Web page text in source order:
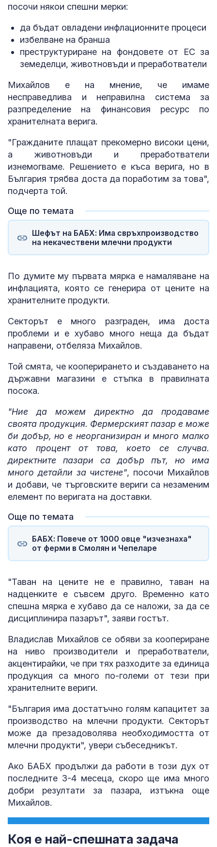
посочи някои спешни мерки:
да бъдат овладени инфлационните процеси
избелване на бранша
преструктуриране на фондовете от ЕС за
земеделци, животновъди и преработватели
Михайлов е на мнение, че имаме
несправедлива и неправилна система за
разпределение на финансовия ресурс по
хранителната верига.
"Гражданите плащат прекомерно високи цени,
а животновъди и преработватели
изнемогваме. Решението е къса верига, но в
България трябва доста да поработим за това",
подчерта той.
Още по темата
Шефът на БАБХ: Има свръхпроизводство
на некачествени млечни продукти
По думите му първата мярка е намаляване на
инфлацията, която се генерира от цените на
хранителните продукти.
Секторът е много разграден, има доста
проблеми и е хубаво много неща да бъдат
направени, отбеляза Михайлов.
Той смята, че кооперирането и създаването на
държавни магазини е стъпка в правилната
посока.
"Ние да можем директно да продаваме
своята продукция. Фермерският пазар е може
би добър, но е неорганизиран и много малко
като процент от това, което се случва.
директните пазари са добър път, но има
много детайли за чистене", посочи Михайлов
и добави, че търговските вериги са незаменим
елемент по веригата на доставки.
Още по темата
БАБХ: Повече от 1000 овце "изчезнаха"
от ферми в Смолян и Чепеларе
"Таван на цените не е правилно, таван на
надценките е съвсем друго. Временно като
спешна мярка е хубаво да се наложи, за да се
дисциплинира пазарът", заяви гостът.
Владислав Михайлов се обяви за коопериране
на ниво производители и преработватели,
акцентирайки, че при тях разходите за единица
продукция са много по-големи от тези при
хранителните вериги.
"България има достатъчно голям капацитет за
производство на млечни продукти. Секторът
може да презадоволява необходимостта от
млечни продукти", увери събеседникът.
Ако БАБХ продължи да работи в този дух от
последните 3-4 месеца, скоро ще има много
добри резултати за пазара, изтъкна още
Михайлов.
Коя е най-спешната задача